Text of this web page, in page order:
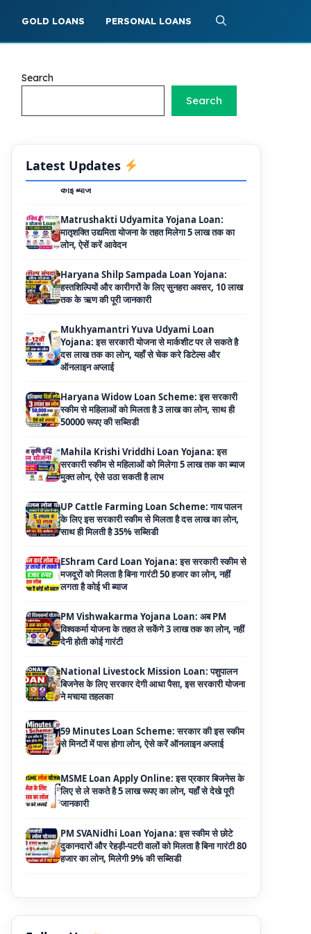
GOLD LOANS PERSONAL LOANS
Search
Search
Latest Updates
दुकानदारों को इस स्कीम के तहत मिलता है ₹50,000 का
Labour House Construction Loan
Scheme: श्रमिक मकान निर्माण लोन योजना से मजदुर
साथी ले सकते है दो लाख का लोन, 8 साल नहीं देना होता
Matrushakti Udyamita Yojana Loan:
मातृशक्ति उद्यमिता योजना के तहत मिलेगा 5 लाख तक का
लोन, ऐसें करें आवेदन
हस्तशिल्पियों और कारीगरों के लिए सुनहरा अवसर, 10 लाख
तक के ऋण की पूरी जानकारी
Yojana: इस सरकारी योजना से मार्कशीट पर ले सकते है
दस लाख तक का लोन, यहाँ से चेक करे डिटेल्स और
ऑनलाइन अप्लाई
Haryana Widow Loan Scheme: इस सरकारी
स्कीम से महिलाओं को मिलता है 3 लाख का लोन, साथ ही
50000 रूपए की सब्सिडी
सरकारी स्कीम से महिलाओं को मिलेगा 5 लाख तक का ब्याज
मुक्त लोन, ऐसे उठा सकती है लाभ
के लिए इस सरकारी स्कीम से मिलता है दस लाख का लोन,
साथ ही मिलती है 35% सब्सिडी
मजदूरों को मिलता है बिना गारंटी 50 हजार का लोन, नहीं
लगता है कोई भी ब्याज
PM Vishwakarma Yojana Loan: अब PM
विश्वकर्मा योजना के तहत ले सकेंगे 3 लाख तक का लोन, नहीं
देनी होती कोई गारंटी
बिजनेस के लिए सरकार देगी आधा पैसा, इस सरकारी योजना
ने मचाया तहलका
59 Minutes Loan Scheme: सरकार की इस स्कीम
से मिनटों में पास होगा लोन, ऐसे करें ऑनलाइन अप्लाई
लिए से ले सकते है 5 लाख रूपए का लोन, यहाँ से देखे पूरी
जानकारी
PM SVANidhi Loan Yojana: इस स्कीम से छोटे
दुकानदारों और रेहड़ी-पटरी वालों को मिलता है बिना गारंटी 80
हजार का लोन, मिलेगी 9% की सब्सिडी
Haryana Self Help Group Loan 2026: स्वयं
सहायता समूह महिलाओं को मिल रहा है ₹10 लाख तक का
लोन, ऐसे करें आवेदन